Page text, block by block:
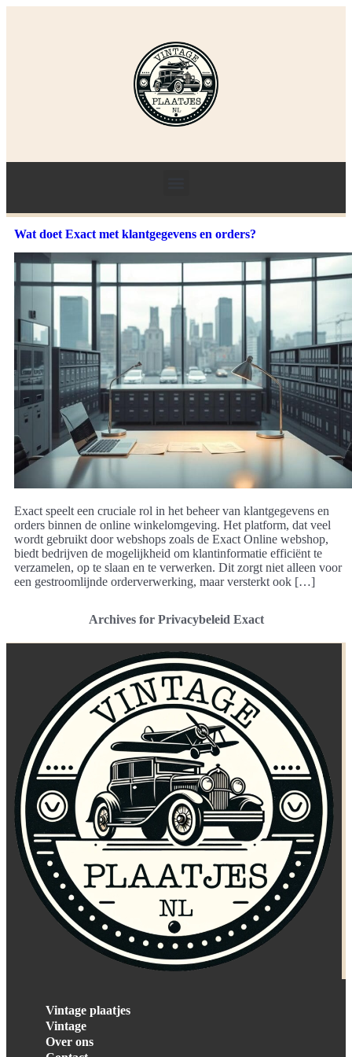
Wat doet Exact met klantgegevens en orders?
Exact speelt een cruciale rol in het beheer van klantgegevens en
orders binnen de online winkelomgeving. Het platform, dat veel
wordt gebruikt door webshops zoals de Exact Online webshop,
biedt bedrijven de mogelijkheid om klantinformatie efficiënt te
verzamelen, op te slaan en te verwerken. Dit zorgt niet alleen voor
een gestroomlijnde orderverwerking, maar versterkt ook […]
Archives for Privacybeleid Exact
Vintage plaatjes
Vintage
Over ons